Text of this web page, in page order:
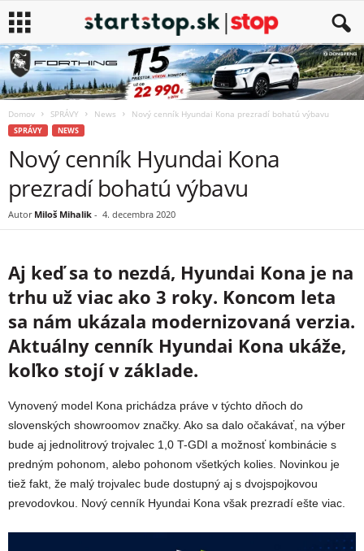
Domov SPRÁVY News Nový cenník Hyundai Kona prezradí bohatú výbavu
SPRÁVY NEWS
Nový cenník Hyundai Kona
prezradí bohatú výbavu
Autor Miloš Mihalik - 4. decembra 2020
Aj keď sa to nezdá, Hyundai Kona je na
trhu už viac ako 3 roky. Koncom leta
sa nám ukázala modernizovaná verzia.
Aktuálny cenník Hyundai Kona ukáže,
koľko stojí v základe.
Vynovený model Kona prichádza práve v týchto dňoch do
slovenských showroomov značky. Ako sa dalo očakávať, na výber
bude aj jednolitrový trojvalec 1,0 T-GDI a možnosť kombinácie s
predným pohonom, alebo pohonom všetkých kolies. Novinkou je
tiež fakt, že malý trojvalec bude dostupný aj s dvojspojkovou
prevodovkou. Nový cenník Hyundai Kona však prezradí ešte viac.